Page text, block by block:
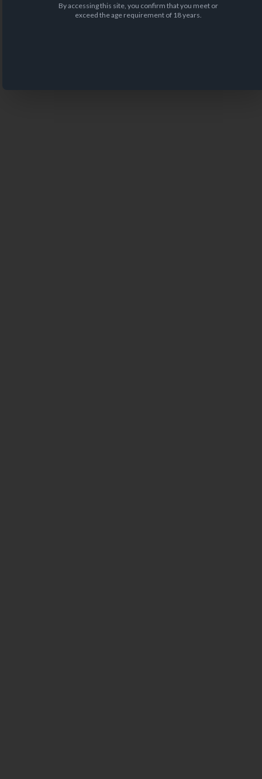
By accessing this site, you confirm that you meet or
exceed the age requirement of 18 years.